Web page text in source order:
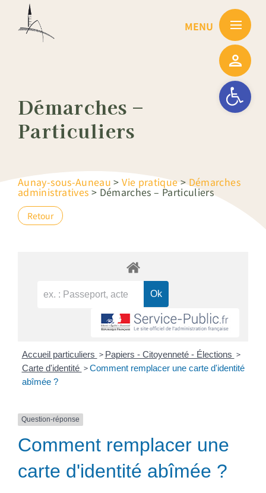
Ouvrir la
Démarches –
Particuliers
Aunay-sous-Auneau >Vie pratique>Démarches
administratives > Démarches – Particuliers
Retour
Accueil particuliers > Papiers - Citoyenneté - Élections >
Carte d'identité > Comment remplacer une carte d'identité
abîmée ?
Question-réponse
Comment remplacer une
carte d'identité abîmée ?